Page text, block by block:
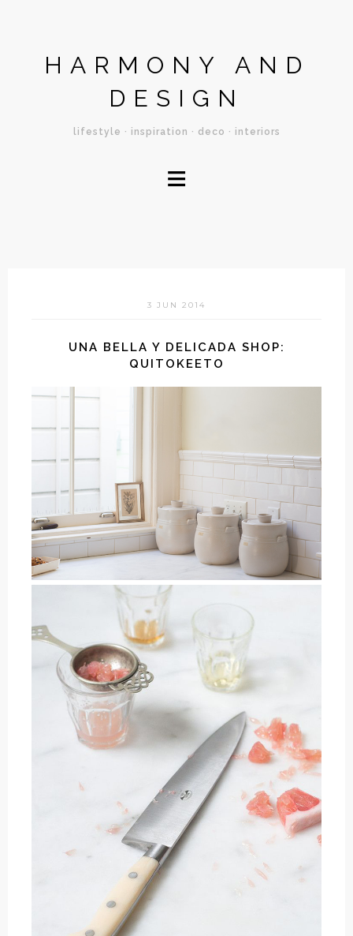
HARMONY AND
DESIGN
lifestyle · inspiration · deco · interiors
≡
3 JUN 2014
UNA BELLA Y DELICADA SHOP:
QUITOKEETO